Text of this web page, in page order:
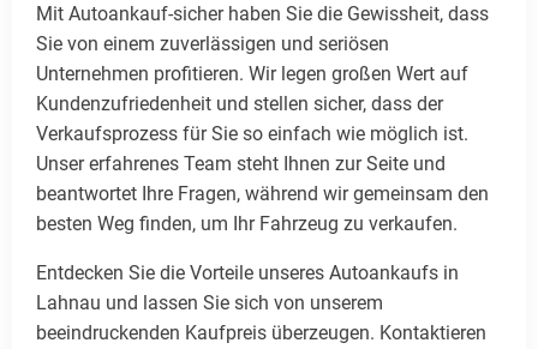
Mit Autoankauf-sicher haben Sie die Gewissheit, dass
Sie von einem zuverlässigen und seriösen
Unternehmen profitieren. Wir legen großen Wert auf
Kundenzufriedenheit und stellen sicher, dass der
Verkaufsprozess für Sie so einfach wie möglich ist.
Unser erfahrenes Team steht Ihnen zur Seite und
beantwortet Ihre Fragen, während wir gemeinsam den
besten Weg finden, um Ihr Fahrzeug zu verkaufen.
Entdecken Sie die Vorteile unseres Autoankaufs in
Lahnau und lassen Sie sich von unserem
beeindruckenden Kaufpreis überzeugen. Kontaktieren